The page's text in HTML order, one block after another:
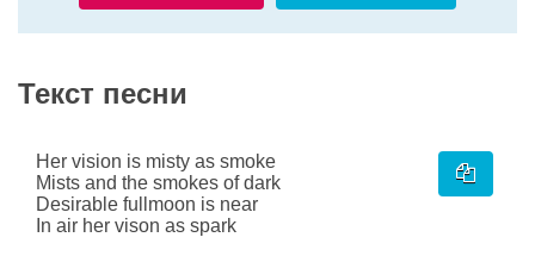
Текст песни
Her vision is misty as smoke
Mists and the smokes of dark
Desirable fullmoon is near
In air her vison as spark